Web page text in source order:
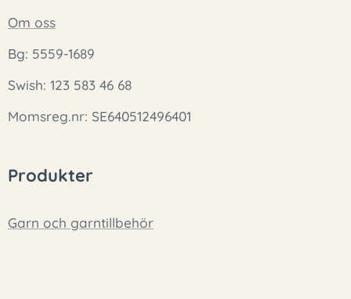
Om oss
Bg: 5559-1689
Swish: 123 583 46 68
Momsreg.nr: SE640512496401
Produkter
Garn och garntillbehör